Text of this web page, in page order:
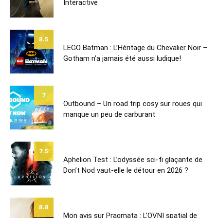
Interactive
8.5
LEGO Batman : L’Héritage du Chevalier Noir –
Gotham n’a jamais été aussi ludique!
7
Outbound – Un road trip cosy sur roues qui
manque un peu de carburant
7.5
Aphelion Test : L’odyssée sci-fi glaçante de
Don’t Nod vaut-elle le détour en 2026 ?
8.8
Mon avis sur Pragmata : L’OVNI spatial de